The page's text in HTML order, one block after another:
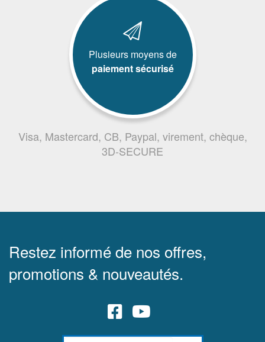
Plusieurs moyens de
paiement sécurisé
Visa, Mastercard, CB, Paypal, virement, chèque,
3D-SECURE
Restez informé de nos offres,
promotions & nouveautés.